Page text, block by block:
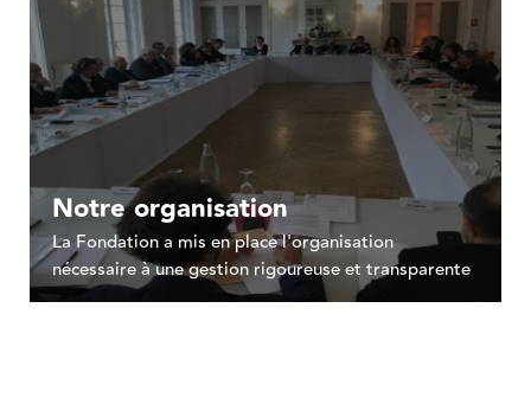
Notre organisation
La Fondation a mis en place l'organisation
nécessaire à une gestion rigoureuse et transparente